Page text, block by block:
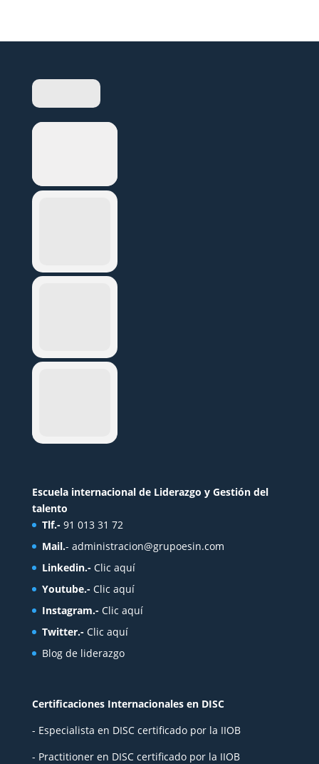
Escuela internacional de Liderazgo y Gestión del
talento
Tlf.- 91 013 31 72
Mail.- administracion@grupoesin.com
Linkedin.- Clic aquí
Youtube.- Clic aquí
Instagram.- Clic aquí
Twitter.- Clic aquí
Blog de liderazgo
Certificaciones Internacionales en DISC
- Especialista en DISC certificado por la IIOB
- Practitioner en DISC certificado por la IIOB